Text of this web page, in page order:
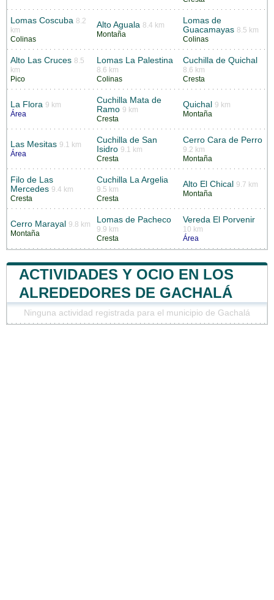
Lomas Coscuba 8.2
km
Colinas
Alto Aguala 8.4 km
Montaña
Lomas de
Guacamayas 8.5 km
Colinas
Alto Las Cruces 8.5
km
Pico
Lomas La Palestina
8.6 km
Colinas
Cuchilla de Quichal
8.6 km
Cresta
La Flora 9 km
Área
Cuchilla Mata de
Ramo 9 km
Cresta
Quichal
9 km
Montaña
Las Mesitas 9.1 km
Área
Cuchilla de San
Isidro 9.1 km
Cresta
Cerro Cara de Perro
9.2 km
Montaña
Filo de Las
Mercedes 9.4 km
Cresta
Cuchilla La Argelia
9.5 km
Cresta
Alto El Chical
9.7 km
Montaña
Cerro Marayal
9.8 km
Montaña
Lomas de Pacheco
9.9 km
Cresta
Vereda El Porvenir
10 km
Área
ACTIVIDADES Y OCIO EN LOS
ALREDEDORES DE GACHALÁ
Ninguna actividad registrada para el municipio de Gachalá